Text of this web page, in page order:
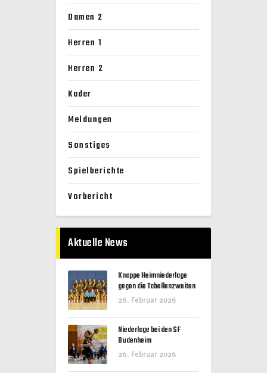
Damen 2
Herren 1
Herren 2
Kader
Meldungen
Sonstiges
Spielberichte
Vorbericht
Aktuelle News
Knappe Heimniederlage
gegen die Tabellenzweiten
26. Februar 2026
Niederlage bei den SF
Budenheim
26. Februar 2026